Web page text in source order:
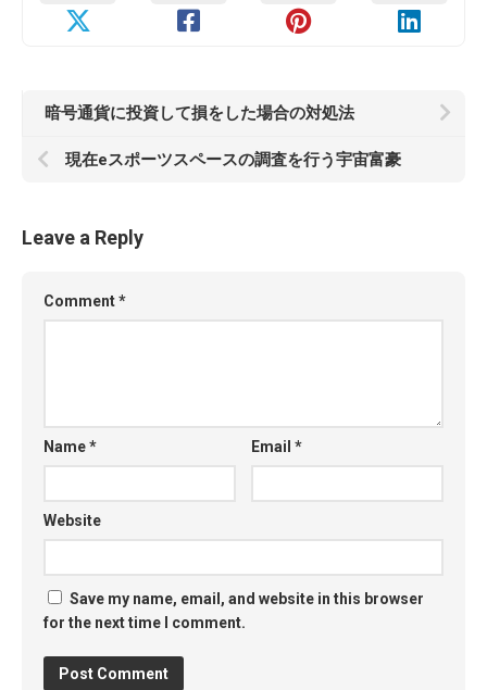
暗号通貨に投資して損をした場合の対処法
現在eスポーツスペースの調査を行う宇宙富豪
Leave a Reply
Comment*
Name* Email*
Website
Save my name, email, and website in this browser
for the next time I comment.